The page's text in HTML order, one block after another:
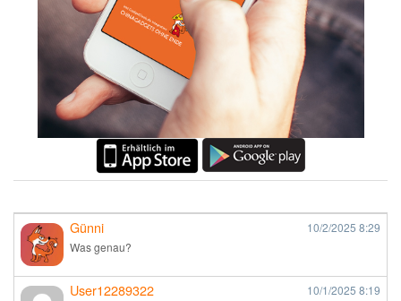
Günni 10/2/2025 8:29
Was genau?
User12289322 10/1/2025 8:19